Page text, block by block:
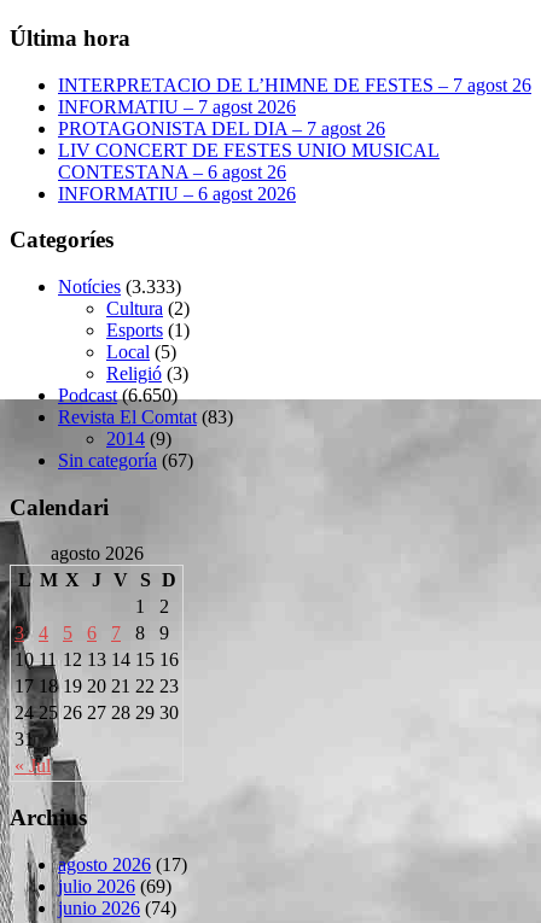
Última hora
INTERPRETACIO DE L’HIMNE DE FESTES – 7 agost 26
INFORMATIU – 7 agost 2026
PROTAGONISTA DEL DIA – 7 agost 26
LIV CONCERT DE FESTES UNIO MUSICAL
CONTESTANA – 6 agost 26
INFORMATIU – 6 agost 2026
Categoríes
Notícies (3.333)
Cultura (2)
Esports (1)
Local (5)
Religió (3)
Podcast(6.650)
Revista El Comtat (83)
2014 (9)
Sin categoría (67)
Calendari
agosto 2026
L M X J V S D
« Jul
1
2
3
4 5 6 7 8
9
10 11 12 13 14 15 16
17 18 19 20 21 22 23
24 25 26 27 28 29 30
31
Archius
agosto 2026 (17)
julio 2026 (69)
junio 2026 (74)